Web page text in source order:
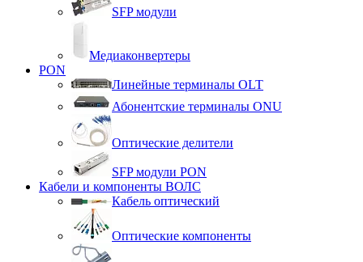
SFP модули
Медиаконвертеры
PON
Линейные терминалы OLT
Абонентские терминалы ONU
Оптические делители
SFP модули PON
Кабели и компоненты ВОЛС
Кабель оптический
Оптические компоненты